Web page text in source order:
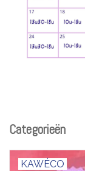
Categorieën
KAWÉCO